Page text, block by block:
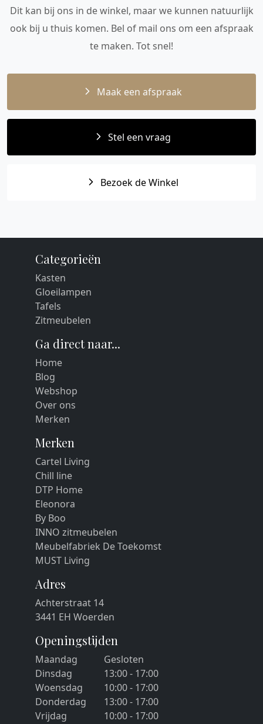
Dit kan bij ons in de winkel, maar we kunnen natuurlijk
ook bij u thuis komen. Bel of mail ons om een afspraak
te maken. Tot snel!
Maak een afspraak
Stel een vraag
Bezoek de Winkel
Categorieën
Kasten
Gloeilampen
Tafels
Zitmeubelen
Ga direct naar...
Home
Blog
Webshop
Over ons
Merken
Merken
Cartel Living
Chill line
DTP Home
Eleonora
By Boo
INNO zitmeubelen
Meubelfabriek De Toekomst
MUST Living
Adres
Achterstraat 14
3441 EH Woerden
Openingstijden
Maandag
Gesloten
Dinsdag
13:00 - 17:00
Woensdag
10:00 - 17:00
Donderdag
13:00 - 17:00
Vrijdag
10:00 - 17:00